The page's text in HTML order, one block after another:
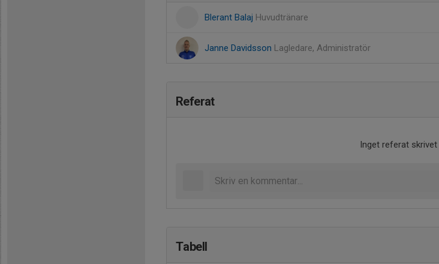
Blerant Balaj Huvudtränare
Janne Davidsson Lagledare, Administratör
Referat
Inget referat skrivet
Tabell